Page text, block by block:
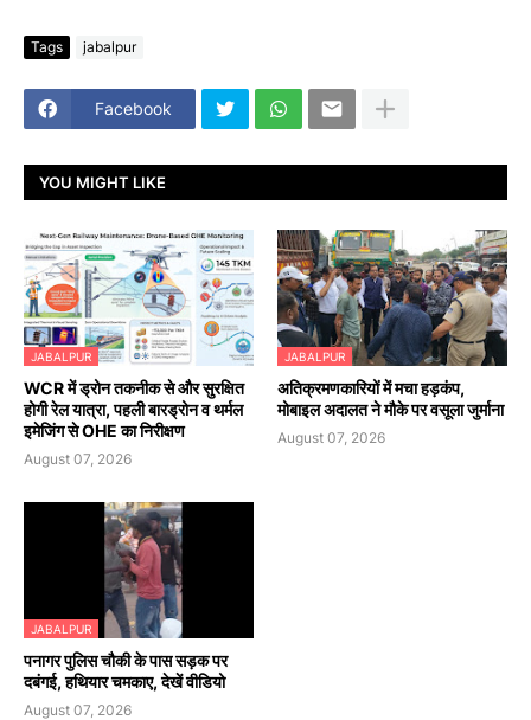
Tags jabalpur
Facebook
YOU MIGHT LIKE
JABALPUR
WCR में ड्रोन तकनीक से और सुरक्षित
होगी रेल यात्रा, पहली बारड्रोन व थर्मल
इमेजिंग से OHE का निरीक्षण
August 07, 2026
JABALPUR
अतिक्रमणकारियों में मचा हड़कंप,
मोबाइल अदालत ने मौके पर वसूला जुर्माना
August 07, 2026
JABALPUR
पनागर पुलिस चौकी के पास सड़क पर
दबंगई, हथियार चमकाए, देखें वीडियो
August 07, 2026